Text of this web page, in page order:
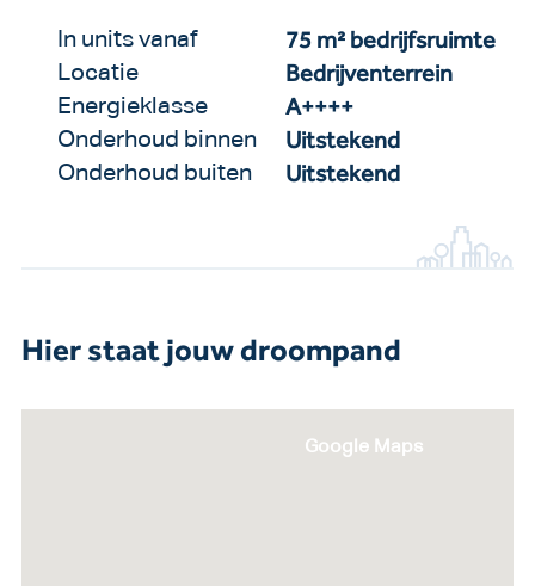
In units vanaf 75 m² bedrijfsruimte
Locatie Bedrijventerrein
Energieklasse A++++
Onderhoud binnen Uitstekend
Onderhoud buiten Uitstekend
Hier staat jouw droompand
Google Maps